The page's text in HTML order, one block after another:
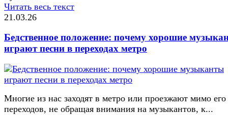
Читать весь текст
21.03.26
Бедственное положение: почему хорошие
играют песни в переходах метро
Многие из нас заходят в метро или проезжают мимо его
переходов, не обращая внимания на музыкантов, к...